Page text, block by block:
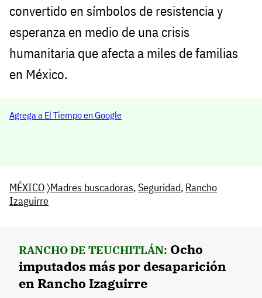
convertido en símbolos de resistencia y
esperanza en medio de una crisis
humanitaria que afecta a miles de familias
en México.
Agrega a El Tiempo en Google
MÉXICO〉Madres buscadoras, Seguridad, Rancho
Izaguirre
RANCHO DE TEUCHITLÁN: Ocho
imputados más por desaparición
en Rancho Izaguirre